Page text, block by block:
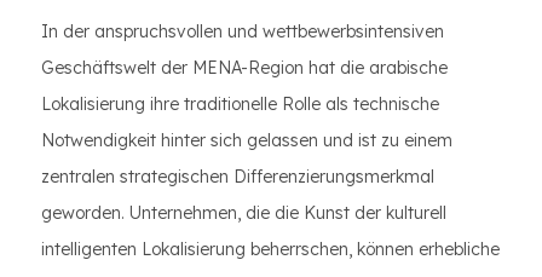
In der anspruchsvollen und wettbewerbsintensiven
Geschäftswelt der MENA-Region hat die arabische
Lokalisierung ihre traditionelle Rolle als technische
Notwendigkeit hinter sich gelassen und ist zu einem
zentralen strategischen Differenzierungsmerkmal
geworden. Unternehmen, die die Kunst der kulturell
intelligenten Lokalisierung beherrschen, können erhebliche